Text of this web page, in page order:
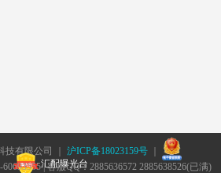
技有限公司 ｜ 沪ICP备18023159号｜
汇配曝光台
| 客服QQ：2885636572 2885638526(已满)